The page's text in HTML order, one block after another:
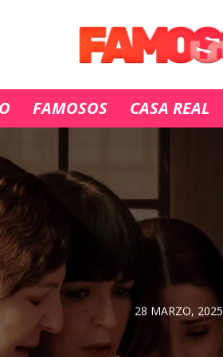
FAMOSOS CASA REAL
28 MARZO, 2025